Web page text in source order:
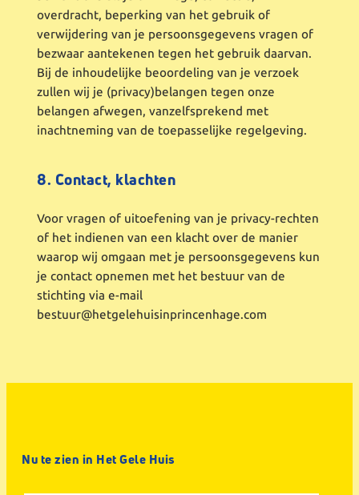
overdracht, beperking van het gebruik of
verwijdering van je persoonsgegevens vragen of
bezwaar aantekenen tegen het gebruik daarvan.
Bij de inhoudelijke beoordeling van je verzoek
zullen wij je (privacy)belangen tegen onze
belangen afwegen, vanzelfsprekend met
inachtneming van de toepasselijke regelgeving.
8. Contact, klachten
Voor vragen of uitoefening van je privacy-rechten
of het indienen van een klacht over de manier
waarop wij omgaan met je persoonsgegevens kun
je contact opnemen met het bestuur van de
stichting via e-mail
bestuur@hetgelehuisinprincenhage.com
Nu te zien in Het Gele Huis